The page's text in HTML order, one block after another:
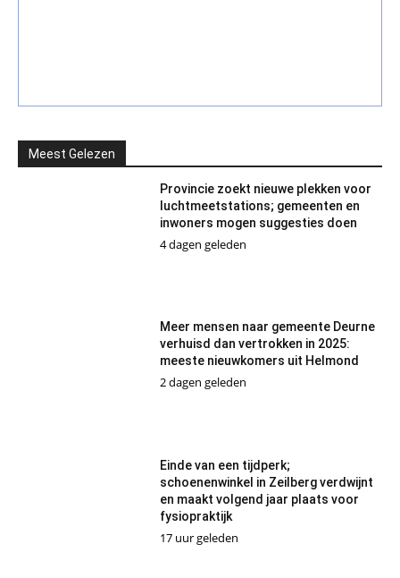
Meest Gelezen
Provincie zoekt nieuwe plekken voor
luchtmeetstations; gemeenten en
inwoners mogen suggesties doen
4 dagen geleden
Meer mensen naar gemeente Deurne
verhuisd dan vertrokken in 2025:
meeste nieuwkomers uit Helmond
2 dagen geleden
Einde van een tijdperk;
schoenenwinkel in Zeilberg verdwijnt
en maakt volgend jaar plaats voor
fysiopraktijk
17 uur geleden